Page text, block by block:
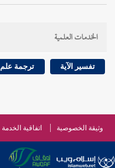
الخدمات العلمية
تفسير الآية ترجمة علم
وثيقة الخصوصية اتفاقية الخدمة